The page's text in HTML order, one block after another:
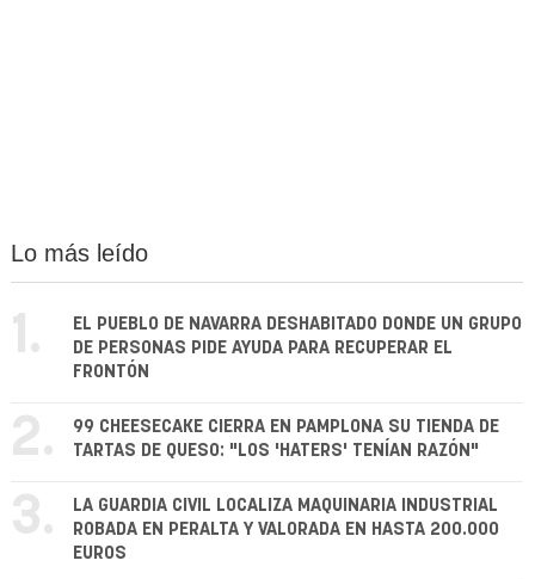
Lo más leído
1.
EL PUEBLO DE NAVARRA DESHABITADO DONDE UN GRUPO
DE PERSONAS PIDE AYUDA PARA RECUPERAR EL
FRONTÓN
2.
99 CHEESECAKE CIERRA EN PAMPLONA SU TIENDA DE
TARTAS DE QUESO: "LOS 'HATERS' TENÍAN RAZÓN"
3.
LA GUARDIA CIVIL LOCALIZA MAQUINARIA INDUSTRIAL
ROBADA EN PERALTA Y VALORADA EN HASTA 200.000
EUROS